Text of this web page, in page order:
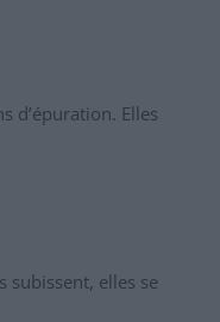
d’épuration. Elles
subissent, elles se